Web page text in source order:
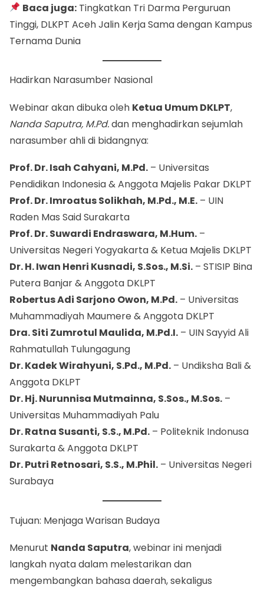
Baca juga: Tingkatkan Tri Darma Perguruan
Tinggi, DLKPT Aceh Jalin Kerja Sama dengan Kampus
Ternama Dunia
Hadirkan Narasumber Nasional
Webinar akan dibuka oleh Ketua Umum DKLPT,
Nanda Saputra, M.Pd.dan menghadirkan sejumlah
narasumber ahli di bidangnya:
Prof. Dr. Isah Cahyani, M.Pd. – Universitas
Pendidikan Indonesia & Anggota Majelis Pakar DKLPT
Prof. Dr. Imroatus Solikhah, M.Pd., M.E. – UIN
Raden Mas Said Surakarta
Prof. Dr. Suwardi Endraswara, M.Hum. –
Universitas Negeri Yogyakarta & Ketua Majelis DKLPT
Dr. H. Iwan Henri Kusnadi, S.Sos., M.Si. – STISIP Bina
Putera Banjar & Anggota DKLPT
Robertus Adi Sarjono Owon, M.Pd. – Universitas
Muhammadiyah Maumere & Anggota DKLPT
Dra. Siti Zumrotul Maulida, M.Pd.I. – UIN Sayyid Ali
Rahmatullah Tulungagung
Dr. Kadek Wirahyuni, S.Pd., M.Pd. – Undiksha Bali &
Anggota DKLPT
Dr. Hj. Nurunnisa Mutmainna, S.Sos., M.Sos. –
Universitas Muhammadiyah Palu
Dr. Ratna Susanti, S.S., M.Pd. – Politeknik Indonusa
Surakarta & Anggota DKLPT
Dr. Putri Retnosari, S.S., M.Phil. – Universitas Negeri
Surabaya
Tujuan: Menjaga Warisan Budaya
Menurut Nanda Saputra, webinar ini menjadi
langkah nyata dalam melestarikan dan
mengembangkan bahasa daerah, sekaligus